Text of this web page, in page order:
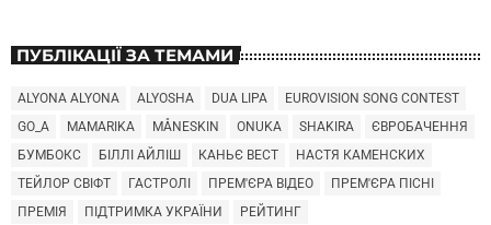
ПУБЛІКАЦІЇ ЗА ТЕМАМИ
ALYONA ALYONA ALYOSHA DUA LIPA
EUROVISION SONG CONTEST
GO_A
MAMARIKA MÅNESKIN ONUKA SHAKIRA
ЄВРОБАЧЕННЯ
БУМБОКС
БІЛЛІ АЙЛІШ КАНЬЄ ВЕСТ
НАСТЯ КАМЕНСКИХ
ТЕЙЛОР СВІФТ
ГАСТРОЛІ ПРЕМ'ЄРА ВІДЕО
ПРЕМ'ЄРА ПІСНІ
ПРЕМІЯ
ПІДТРИМКА УКРАЇНИ
РЕЙТИНГ